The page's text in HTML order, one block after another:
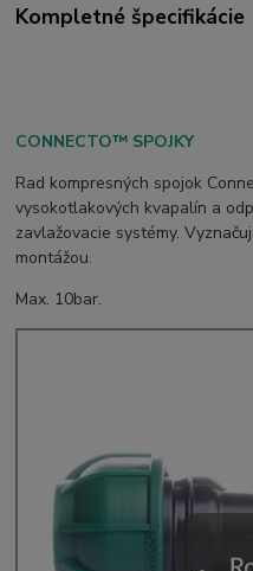
Kompletné špecifikácie
CONNECTO™ SPOJKY
Rad kompresných spojok
vysokotlakových kvapalín a
zavlažovacie systémy.
montážou.
Max. 10bar.